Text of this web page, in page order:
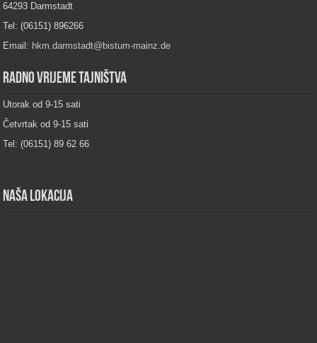
64293 Darmstadt
Tel: (06151) 896266
Email: hkm.darmstadt@bistum-mainz.de
Radno vrijeme tajništva
Utorak od 9-15 sati
Četvrtak od 9-15 sati
Tel: (06151) 89 62 66
Naša lokacija